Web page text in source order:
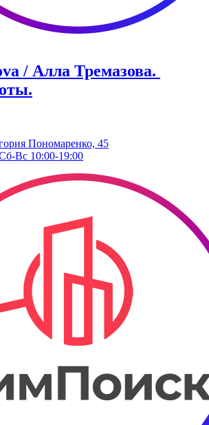
/ Алла Тремазова.
Пономаренко, 45
Вс 10:00-19:00